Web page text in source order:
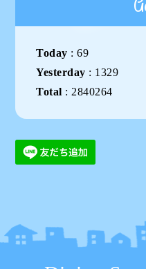
Today :69
Yesterday : 1329
Total : 2840264